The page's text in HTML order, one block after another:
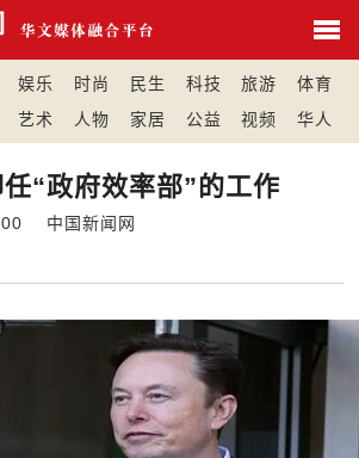
娱乐 时尚 民生 科技 旅游
体育
艺术 人物 家居 公益 视频 华人
“政府效率部”的工作
中国新闻网